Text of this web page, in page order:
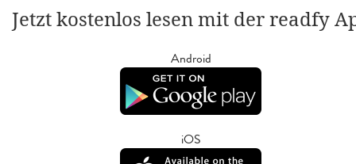
Jetzt kostenlos lesen mit der readfy
Android
iOS